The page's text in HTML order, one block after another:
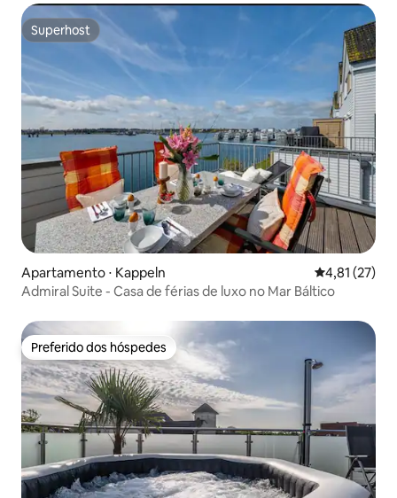
Superhost
Superhost
Apartamento ⋅ Kappeln 4,81 de uma
4,81 (27)
Admiral Suite - Casa de férias de luxo no Mar Báltico
Preferido dos hóspedes
Preferido dos hóspedes